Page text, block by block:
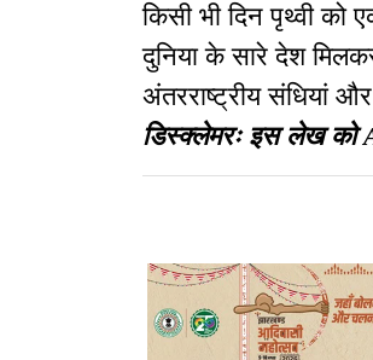
किसी भी दिन पृथ्वी
दुनिया के सारे देश
अंतरराष्ट्रीय संधियां और
डिस्क्लेमरः इस लेख को